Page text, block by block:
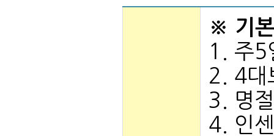
※ 기
1. 주5
2. 4대
3. 명
4. 인